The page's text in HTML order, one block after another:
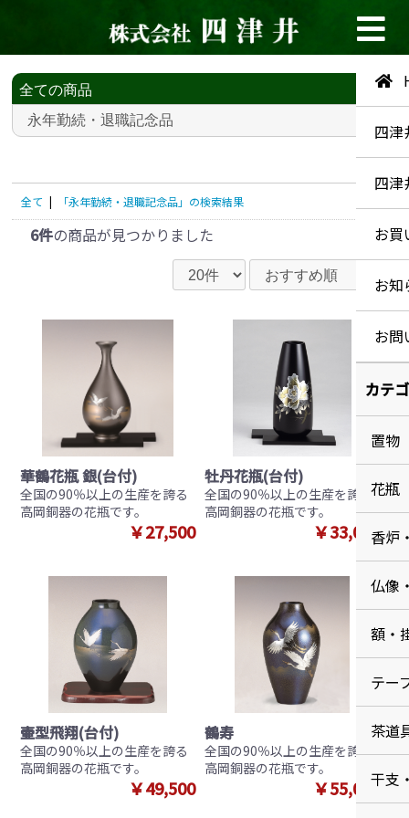
全て | 「永年勤続・退職記念品」の検索結果
6件の商品が見つかりました
華鶴花瓶 銀(台付)
全国の90％以上の生産を誇る
高岡銅器の花瓶です。
￥27,500
牡丹花瓶(台付)
全国の90％以上の生産を誇る
高岡銅器の花瓶です。
￥33,000
壷型飛翔(台付)
全国の90％以上の生産を誇る
高岡銅器の花瓶です。
￥49,500
鶴寿
全国の90％以上の生産を誇る
高岡銅器の花瓶です。
￥55,000
四津
四津
お買
お知
お問
カテ
置物
花瓶
香炉
仏像
額・
テー
茶道
干支